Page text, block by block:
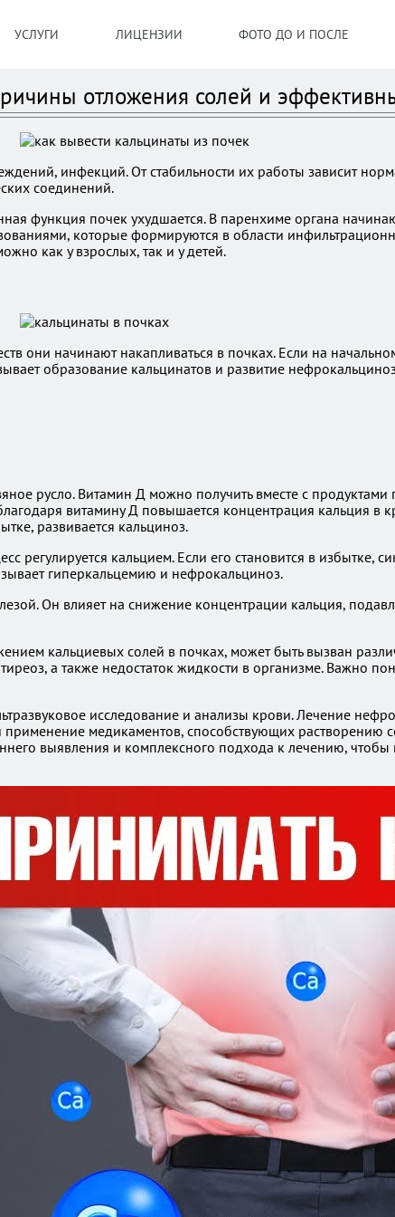
УСЛУГИ ЛИЦЕНЗИИ ФОТО ДО И ПОСЛЕ
отложения солей и
инфекций. От стабильности их работы зависит
соединений.
функция почек ухудшается. В паренхиме органа
которые формируются в области
как у взрослых, так и у детей.
они начинают накапливаться в почках. Если на
образование кальцинатов и развитие
русло. Витамин Д можно получить вместе с
витамину Д повышается концентрация кальция в
развивается кальциноз.
кальцием. Если его становится в избытке,
гиперкальцемию и нефрокальциноз.
Он влияет на снижение концентрации кальция,
кальциевых солей в почках, может быть вызван
а также недостаток жидкости в организме. Важно
исследование и анализы крови. Лечение
медикаментов, способствующих растворению
выявления и комплексного подхода к лечению, чтобы